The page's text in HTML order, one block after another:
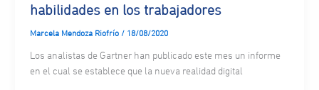
habilidades en los trabajadores
Marcela Mendoza Riofrío / 18/08/2020
Los analistas de Gartner han publicado este mes un informe
en el cual se establece que la nueva realidad digital